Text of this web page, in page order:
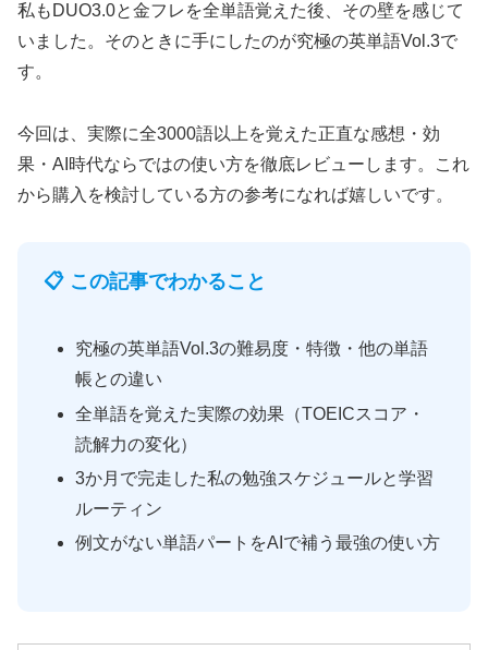
私もDUO3.0と金フレを全単語覚えた後、その壁を感じて
いました。そのときに手にしたのが究極の英単語Vol.3で
す。
今回は、実際に全3000語以上を覚えた正直な感想・効
果・AI時代ならではの使い方を徹底レビューします。これ
から購入を検討している方の参考になれば嬉しいです。
📋 この記事でわかること
究極の英単語Vol.3の難易度・特徴・他の単語
帳との違い
全単語を覚えた実際の効果（TOEICスコア・
読解力の変化）
3か月で完走した私の勉強スケジュールと学習
ルーティン
例文がない単語パートをAIで補う最強の使い方